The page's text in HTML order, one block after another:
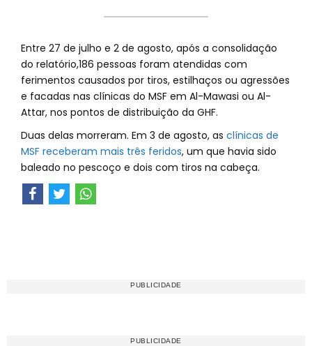
Entre 27 de julho e 2 de agosto, após a consolidação
do relatório,186 pessoas foram atendidas com
ferimentos causados por tiros, estilhaços ou agressões
e facadas nas clínicas do MSF em Al-Mawasi ou Al-
Attar, nos pontos de distribuição da GHF.
Duas delas morreram. Em 3 de agosto, as clínicas de
MSF receberam mais três feridos, um que havia sido
baleado no pescoço e dois com tiros na cabeça.